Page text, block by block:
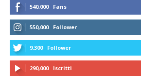
540,000 Fans
550,000 Follower
9,300 Follower
290,000 Iscritti